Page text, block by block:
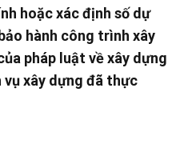
hoặc xác định số dự
hành công trình xây
pháp luật về xây dựng
xây dựng đã thực